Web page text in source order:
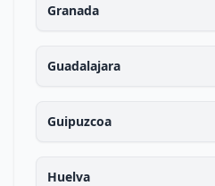
Granada
Guadalajara
Guipuzcoa
Huelva